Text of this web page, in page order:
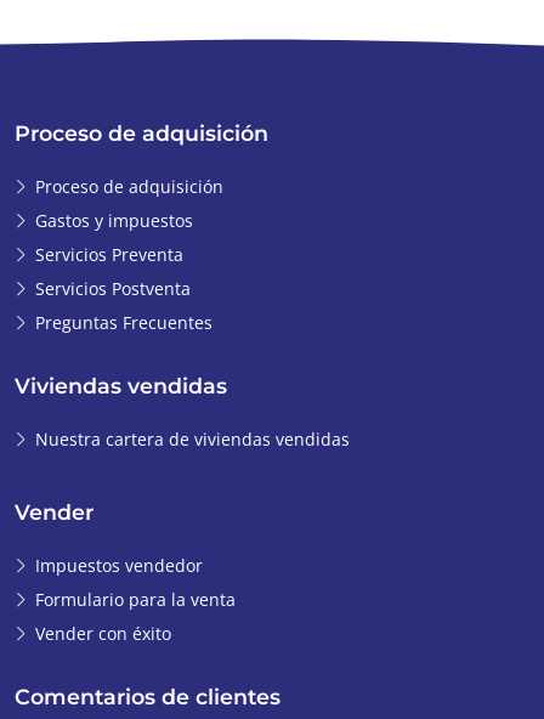
Proceso de adquisición
Proceso de adquisición
Gastos y impuestos
Servicios Preventa
Servicios Postventa
Preguntas Frecuentes
Viviendas vendidas
Nuestra cartera de viviendas vendidas
Vender
Impuestos vendedor
Formulario para la venta
Vender con éxito
Comentarios de clientes